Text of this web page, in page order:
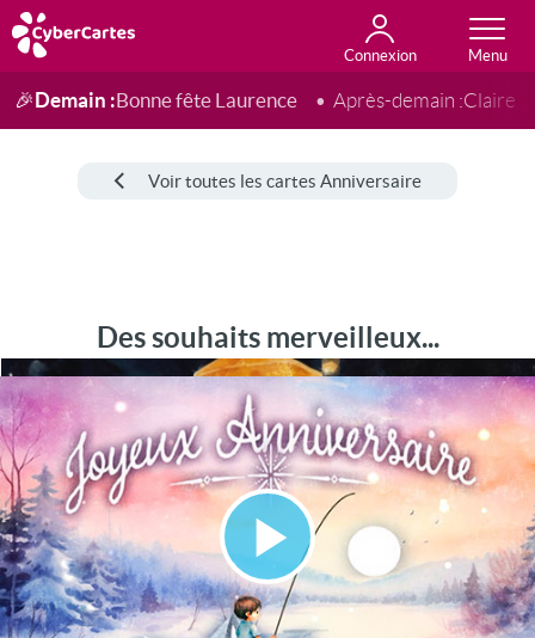
Connexion
Anniversaire
Fête du jour
Amour
Amitié
Merci
Toutes les cartes
🎉Demain :Bonne fête Laurence Après-demain :Claire
Voir toutes les cartes Anniversaire
Des souhaits merveilleux...
Lire